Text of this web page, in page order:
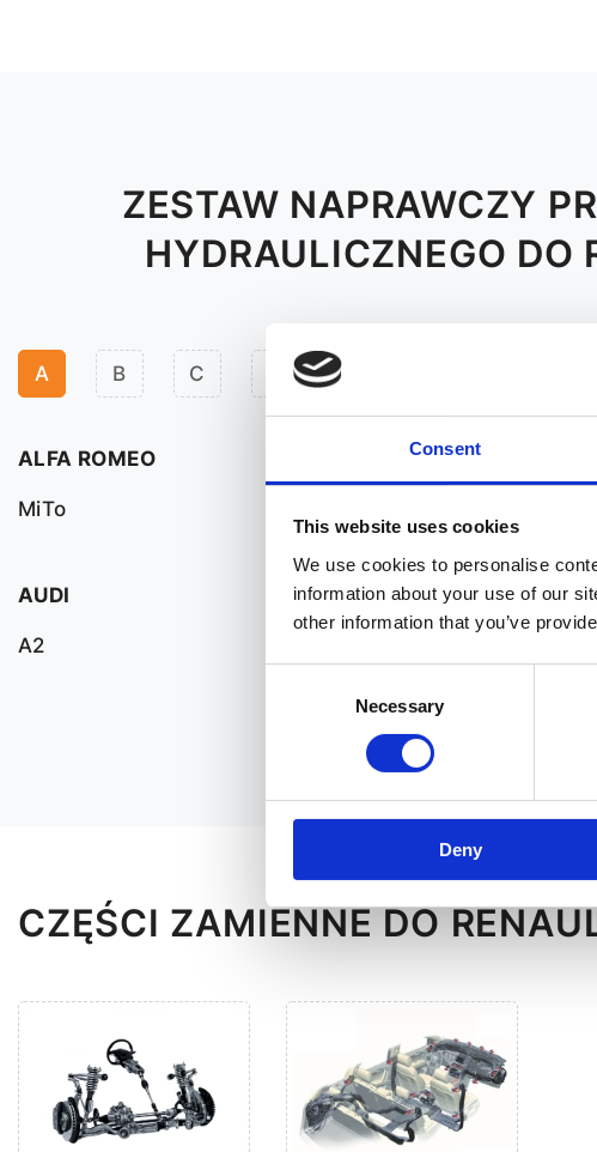
Consent
This website uses cookies
We use cookies to personalise
information about your use of our
other information that you’ve
Necessary
Deny
ZESTAW NAPRAWCZY
HYDRAULICZNEGO DO
A B C
ALFA ROMEO
MiTo
AUDI
A2
CZĘŚCI ZAMIENNE DO